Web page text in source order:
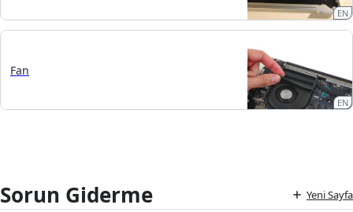
EN
Fan
EN
Sorun Giderme Yeni Sayfa